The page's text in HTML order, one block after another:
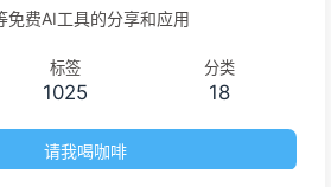
免费AI工具的分享和应用
标签
1025
分类
18
请我喝咖啡